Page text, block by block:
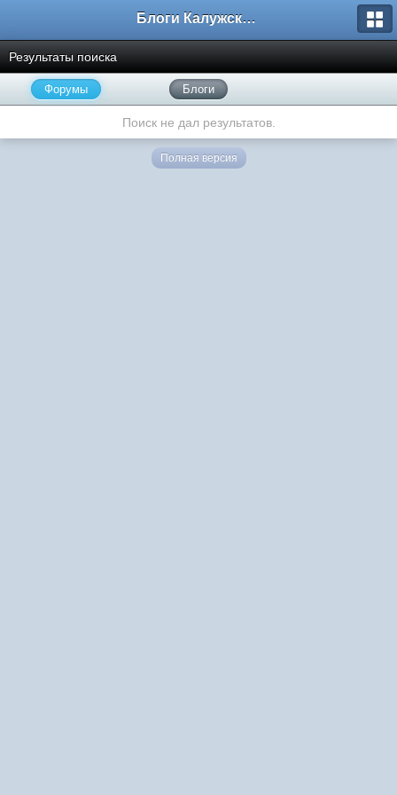
Блоги Калужского перекрестка
Результаты поиска
Форумы Блоги
Поиск не дал результатов.
Полная версия